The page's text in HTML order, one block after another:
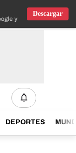
y IOS
Descargar
DEPORTES